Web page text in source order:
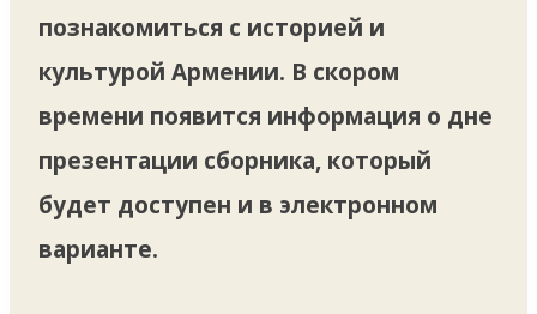
познакомиться с историей и
культурой Армении. В скором
времени появится информация о дне
презентации сборника, который
будет доступен и в электронном
варианте.